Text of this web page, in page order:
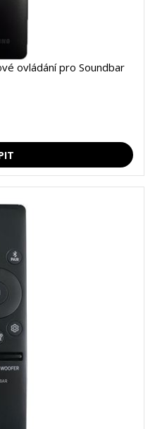
ovládání pro Soundbar